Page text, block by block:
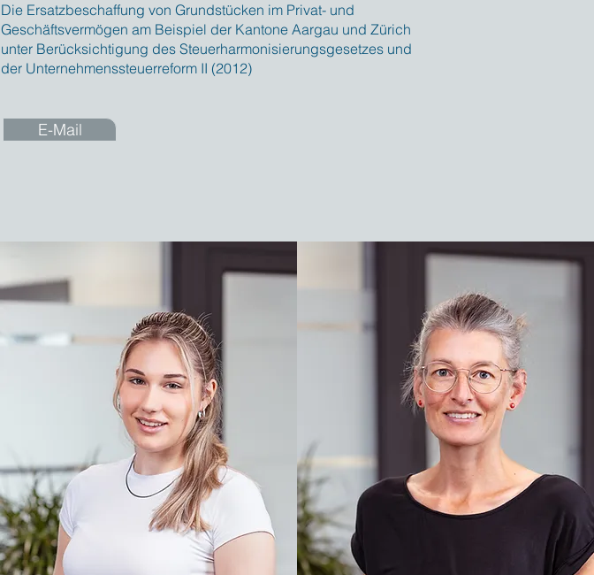
Die Ersatzbeschaffung von Grundstücken im Privat- und
Geschäftsvermögen am Beispiel der Kantone Aargau und Zürich
unter Berücksichtigung des Steuerharmonisierungsgesetzes und
der Unternehmenssteuerreform II (2012)
E-Mail